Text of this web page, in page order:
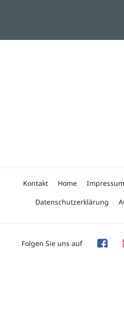
Kontakt Home Impressum
Datenschutzerklärung
Folgen Sie uns auf